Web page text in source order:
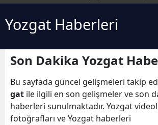
Yoz­gat Haberleri
Son Dakika Yoz­gat
Bu sayfada güncel gelişmeleri takip
gat ile ilgili en son gelişmeler ve son
haberleri sunulmaktadır. Yoz­gat
fotoğrafları ve Yoz­gat haberleri